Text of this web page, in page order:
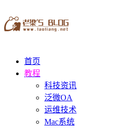
首页
教程
科技资讯
泛微OA
运维技术
Mac系统